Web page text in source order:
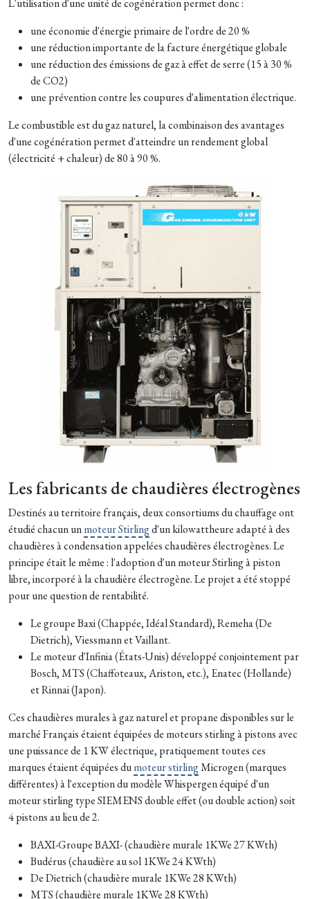
L'utilisation d'une unité de cogénération permet donc :
une économie d'énergie primaire de l'ordre de 20 %
une réduction importante de la facture énergétique globale
une réduction des émissions de gaz à effet de serre (15 à 30 %
de CO2)
une prévention contre les coupures d'alimentation électrique.
Le combustible est du gaz naturel, la combinaison des avantages
d'une cogénération permet d'atteindre un rendement global
(électricité + chaleur) de 80 à 90 %.
Les fabricants de chaudières électrogènes
Destinés au territoire français, deux consortiums du chauffage ont
étudié chacun unmoteur Stirlingd'un kilowattheure adapté à des
chaudières à condensation appelées chaudières électrogènes. Le
principe était le même : l'adoption d'un moteur Stirling à piston
libre, incorporé à la chaudière électrogène. Le projet a été stoppé
pour une question de rentabilité.
Le groupe Baxi (Chappée, Idéal Standard), Remeha (De
Dietrich), Viessmann et Vaillant.
Le moteur d'Infinia (États-Unis) développé conjointement par
Bosch, MTS (Chaffoteaux, Ariston, etc.), Enatec (Hollande)
et Rinnai (Japon).
Ces chaudières murales à gaz naturel et propane disponibles sur le
marché Français étaient équipées de moteurs stirling à pistons avec
une puissance de 1 KW électrique, pratiquement toutes ces
marques étaient équipées dumoteur stirlingMicrogen (marques
différentes) à l'exception du modèle Whispergen équipé d'un
moteur stirling type SIEMENS double effet (ou double action) soit
4 pistons au lieu de 2.
BAXI-Groupe BAXI- (chaudière murale 1KWe 27 KWth)
Budérus (chaudière au sol 1KWe 24 KWth)
De Dietrich (chaudière murale 1KWe 28 KWth)
MTS (chaudière murale 1KWe 28 KWth)